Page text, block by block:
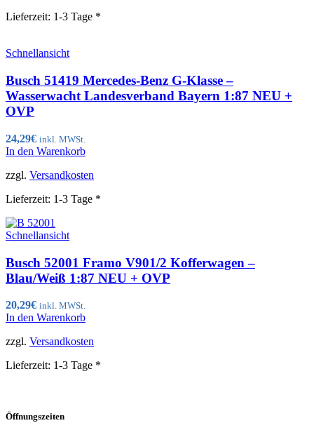
Lieferzeit: 1-3 Tage *
Schnellansicht
Busch 51419 Mercedes-Benz G-Klasse –
Wasserwacht Landesverband Bayern 1:87 NEU +
OVP
24,29€ inkl. MWSt.
In den Warenkorb
zzgl. Versandkosten
Lieferzeit: 1-3 Tage *
Schnellansicht
Busch 52001 Framo V901/2 Kofferwagen –
Blau/Weiß 1:87 NEU + OVP
20,29€ inkl. MWSt.
In den Warenkorb
zzgl. Versandkosten
Lieferzeit: 1-3 Tage *
Öffnungszeiten